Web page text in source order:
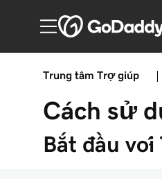
Trung tâm Trợ giúp
Cách sử
Bắt đầu